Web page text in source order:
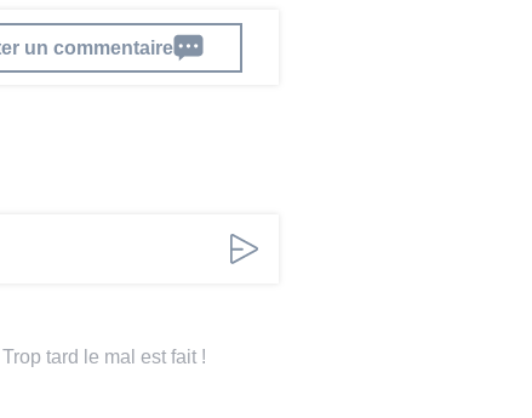
un commentaire
tard le mal est fait !